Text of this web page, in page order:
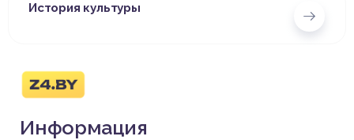
История культуры
Информация